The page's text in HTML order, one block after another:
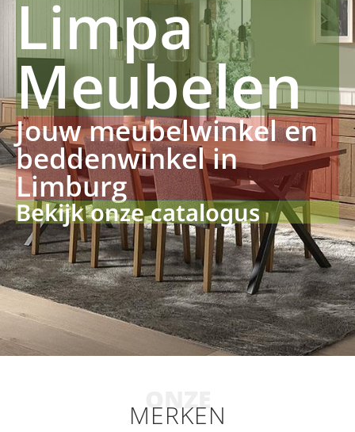
Limpa
Meubelen
Jouw meubelwinkel en
beddenwinkel in
Limburg
Bekijk onze catalogus
ONZE
MERKEN